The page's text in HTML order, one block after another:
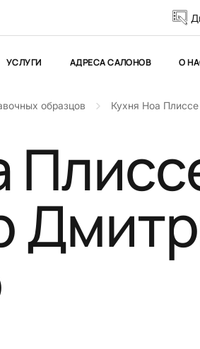
УСЛУГИ АДРЕСА САЛОНОВ О
образцов Кухня Ноа